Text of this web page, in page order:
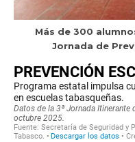
Más de 300
Jornada de